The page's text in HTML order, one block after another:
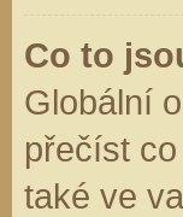
Co to
Globální
přečíst
také ve